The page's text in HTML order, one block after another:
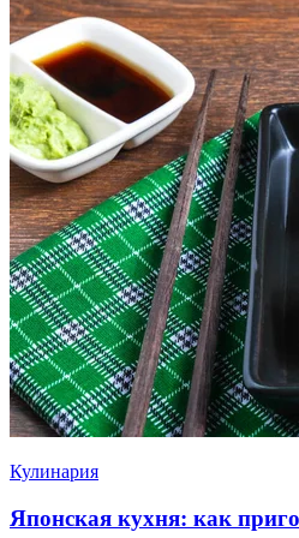
Кулинария
Японская кухня: как